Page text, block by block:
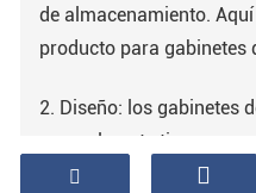
de almacenamiento.
producto para gabinetes
2. Diseño: los gabinetes
generalmente tienen una
duradera y resistente.